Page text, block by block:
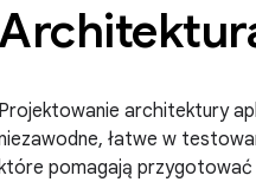
Projektowanie architektury
łatwe w
pomagają przygotować